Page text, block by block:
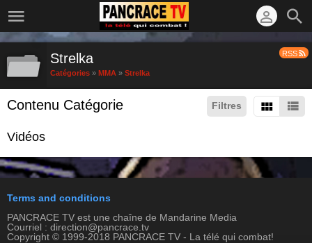
RSS
Strelka
Catégories » MMA » Strelka
Filtres
Contenu Catégorie
Vidéos
Terms and conditions
PANCRACE TV est une chaîne de Mandarine Media
Courriel : direction@pancrace.tv
Copyright © 1999-2018 PANCRACE TV - La télé qui combat!